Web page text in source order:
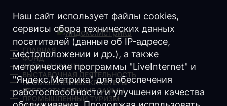
ГЛАВНАЯ
ФОНД
ЗАЙМЫ/ ГРАНТЫ
ВЫСТАВОЧНАЯ ДЕЯТЕЛЬНОСТЬ
ПРОМЫШЛЕННЫЕ КЛАСТЕРЫ
ПРЕДОСТАВЛЕННЫЕ ЗАЙМЫ
ПРОМЫШЛЕННЫЙ ТУРИЗМ
Наш сайт использует файлы cookies,
сервисы сбора технических данных
посетителей (данные об IP-адресе,
местоположении и др.), а также
метрические программы "LiveInternet" и
"Яндекс.Метрика" для обеспечения
работоспособности и улучшения качества